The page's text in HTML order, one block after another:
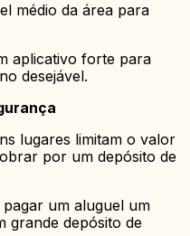
médio da área para
aplicativo forte para
desejável.
lugares limitam o valor
por um depósito de
um aluguel um
grande depósito de